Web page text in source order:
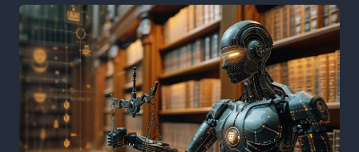
NOUVEAUX
MAGASINS
ET
POURQUOI
C’EST
UNE
RÉVOLUTION
POUR